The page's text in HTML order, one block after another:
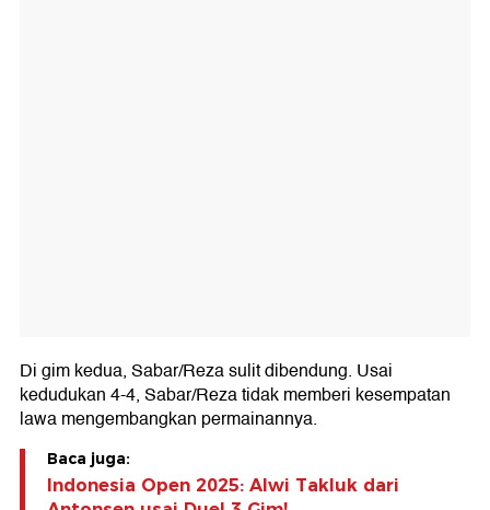
Di gim kedua, Sabar/Reza sulit dibendung. Usai
kedudukan 4-4, Sabar/Reza tidak memberi kesempatan
lawa mengembangkan permainannya.
Baca juga:
Indonesia Open 2025: Alwi Takluk dari